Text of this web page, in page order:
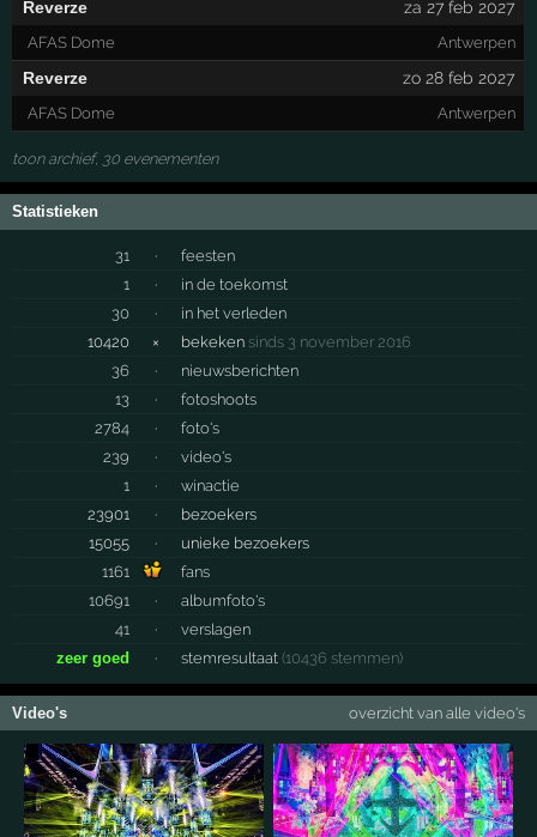
Reverze za 27 feb 2027
AFAS Dome Antwerpen
Reverze zo 28 feb 2027
AFAS Dome Antwerpen
toon archief, 30 evenementen
Statistieken
31 ·
feesten
1
·
in de toekomst
30
·
in het verleden
10420
× bekeken sinds 3 november 2016
36
·
nieuwsberichten
13
·
fotoshoots
2784
·
foto's
239
·
video's
1
·
winactie
23901
·
bezoekers
15055
·
unieke bezoekers
1161
fans
10691
·
albumfoto's
41
·
verslagen
zeer goed
· stemresultaat (10436 stemmen)
Video's overzicht van alle video's